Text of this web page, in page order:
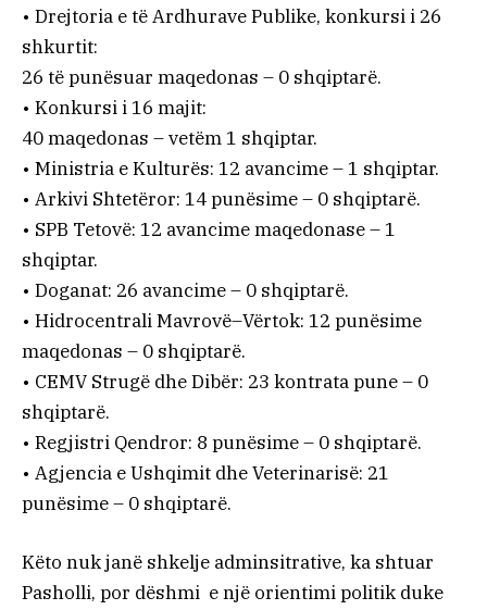
• Drejtoria e të Ardhurave Publike, konkursi i 26
shkurtit:
26 të punësuar maqedonas – 0 shqiptarë.
• Konkursi i 16 majit:
40 maqedonas – vetëm 1 shqiptar.
• Ministria e Kulturës: 12 avancime – 1 shqiptar.
• Arkivi Shtetëror: 14 punësime – 0 shqiptarë.
• SPB Tetovë: 12 avancime maqedonase – 1
shqiptar.
• Doganat: 26 avancime – 0 shqiptarë.
• Hidrocentrali Mavrovë–Vërtok: 12 punësime
maqedonas – 0 shqiptarë.
• CEMV Strugë dhe Dibër: 23 kontrata pune – 0
shqiptarë.
• Regjistri Qendror: 8 punësime – 0 shqiptarë.
• Agjencia e Ushqimit dhe Veterinarisë: 21
punësime – 0 shqiptarë.
Këto nuk janë shkelje adminsitrative, ka shtuar
Pasholli, por dëshmi e një orientimi politik duke